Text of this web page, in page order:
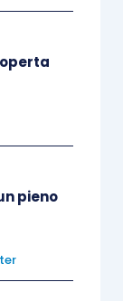
con un
burro.
dandogli
e
l’impasto
pieno